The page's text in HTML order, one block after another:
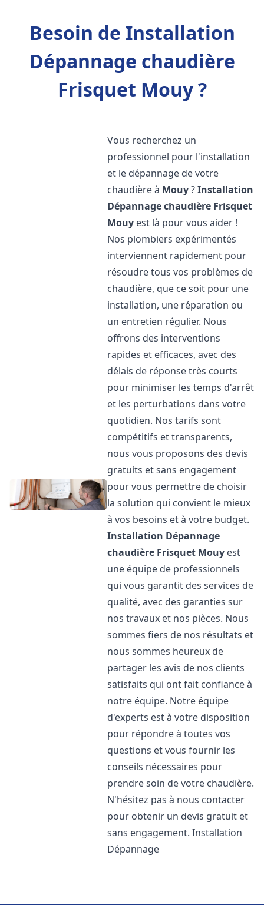
Besoin de Installation
Dépannage chaudière
Frisquet Mouy ?
Vous recherchez un
professionnel pour l'installation
et le dépannage de votre
chaudière à Mouy?Installation
Dépannage chaudière Frisquet
Mouy est là pour vous aider !
Nos plombiers expérimentés
interviennent rapidement pour
résoudre tous vos problèmes de
chaudière, que ce soit pour une
installation, une réparation ou
un entretien régulier. Nous
offrons des interventions
rapides et efficaces, avec des
délais de réponse très courts
pour minimiser les temps d'arrêt
et les perturbations dans votre
quotidien. Nos tarifs sont
compétitifs et transparents,
nous vous proposons des devis
gratuits et sans engagement
pour vous permettre de choisir
la solution qui convient le mieux
à vos besoins et à votre budget.
Installation Dépannage
chaudière Frisquet Mouy est
une équipe de professionnels
qui vous garantit des services de
qualité, avec des garanties sur
nos travaux et nos pièces. Nous
sommes fiers de nos résultats et
nous sommes heureux de
partager les avis de nos clients
satisfaits qui ont fait confiance à
notre équipe. Notre équipe
d'experts est à votre disposition
pour répondre à toutes vos
questions et vous fournir les
conseils nécessaires pour
prendre soin de votre chaudière.
N'hésitez pas à nous contacter
pour obtenir un devis gratuit et
sans engagement. Installation
Dépannage